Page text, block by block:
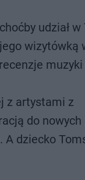
udział w
wizytówką
muzyki
z artystami z
do nowych
A dziecko